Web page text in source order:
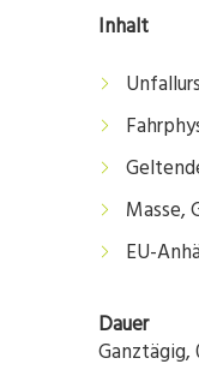
Inhalt
Masse,
EU-
Dauer
Ganztägig,